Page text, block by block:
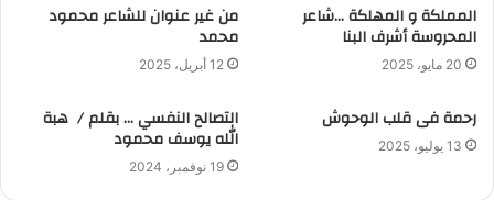
المملكة و المهلكة …شاعر
المحروسة أشرف البنا
20 مايو، 2025
من غير عنوان للشاعر محمود
محمد
12 أبريل، 2025
رحمة فى قلب الوحوش
13 يوليو، 2025
التصالح النفسي … بقلم / هبة
الله يوسف محمود
19 نوفمبر، 2024